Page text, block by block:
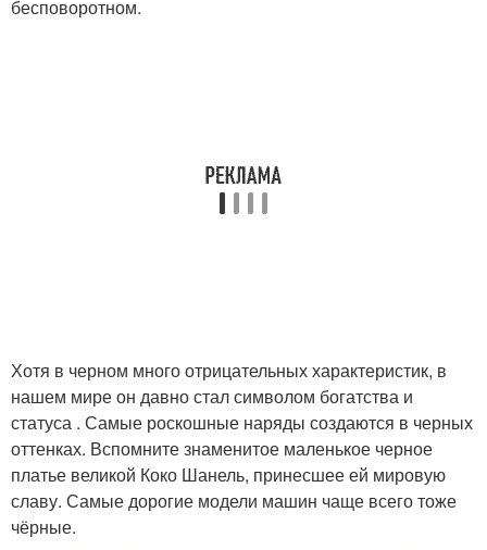
бесповоротном.
Хотя в черном много отрицательных характеристик, в
нашем мире он давно стал символом богатства и
статуса . Самые роскошные наряды создаются в черных
оттенках. Вспомните знаменитое маленькое черное
платье великой Коко Шанель, принесшее ей мировую
славу. Самые дорогие модели машин чаще всего тоже
чёрные.